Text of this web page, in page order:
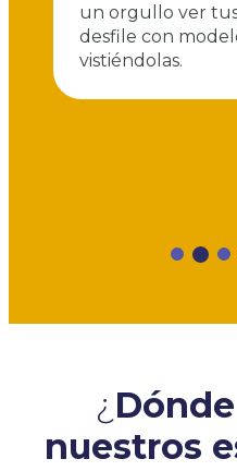
un orgullo ver
desfile con
vistiéndolas.
¿
nuestros